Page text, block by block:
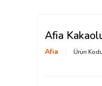
Afia
Afia Ürün